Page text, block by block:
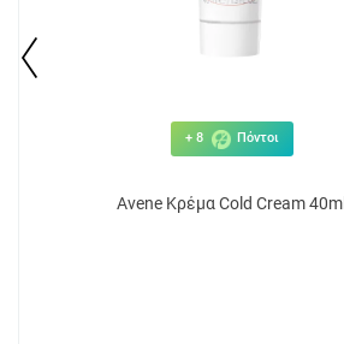
+ 8 Πόντοι
Avene Κρέμα Cold Cream 40ml